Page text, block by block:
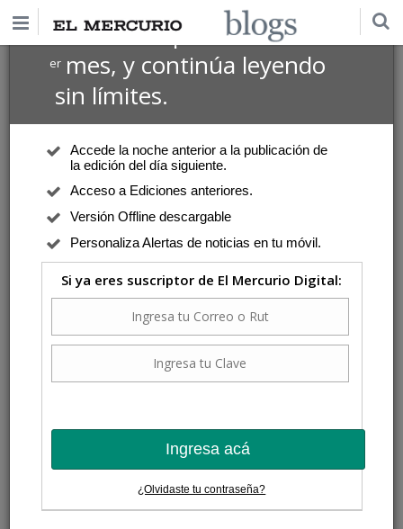
Suscríbete por $1 USD
ermes, y continúa leyendo
sin límites.
Accede la noche anterior a la publicación de
la edición del día siguiente.
Acceso a Ediciones anteriores.
Versión Offline descargable
Personaliza Alertas de noticias en tu móvil.
Si ya eres suscriptor de El Mercurio Digital:
Ingresa acá
¿Olvidaste tu contraseña?